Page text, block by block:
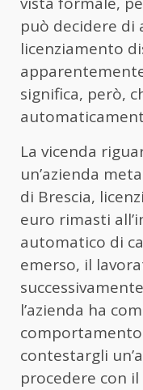
può decidere di
licenziamento
significa, però,
La vicenda
un’azienda
di Brescia,
euro rimasti
automatico di
emerso, il
l’azienda ha
contestargli
procedere con